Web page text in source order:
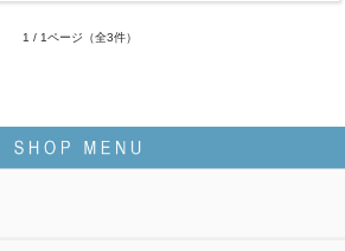
1 / 1ページ（全3件）